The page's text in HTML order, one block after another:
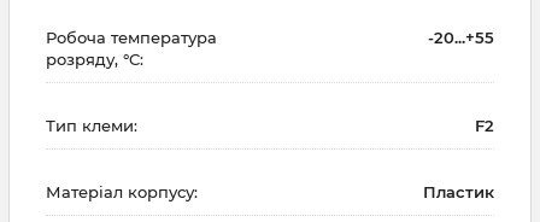
Робоча температура
розряду, °C:
-20...+55
Тип клеми: F2
Матеріал корпусу: Пластик